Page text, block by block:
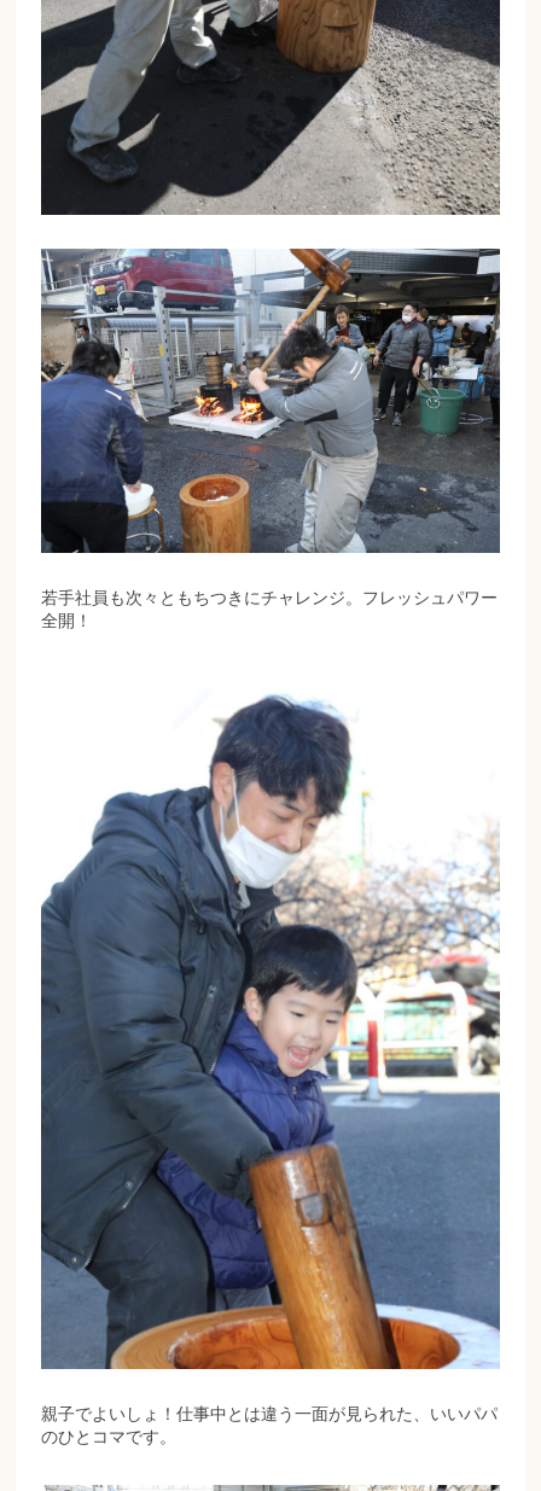
若手社員も次々ともちつきにチャレンジ。フレッシュパワー
全開！
親子でよいしょ！仕事中とは違う一面が見られた、いいパパ
のひとコマです。